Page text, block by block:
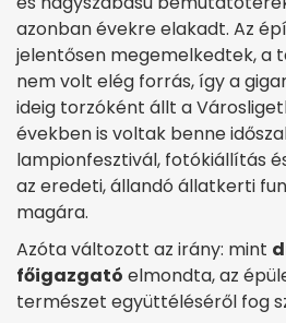
azonban évekre elakadt. Az
jelentősen megemelkedtek, a
nem volt elég forrás, így a
ideig torzóként állt a
években is voltak benne
lampionfesztivál, fotókiállítás
az eredeti, állandó állatkerti
magára.
Azóta változott az irány: mint
főigazgató elmondta, az
természet együttéléséről fog